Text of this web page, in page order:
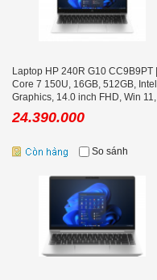
Laptop HP 240R G10 CC9B9PT |
Core 7 150U, 16GB, 512GB, Intel
Graphics, 14.0 inch FHD, Win 11,
Bạc
24.390.000
So sánh